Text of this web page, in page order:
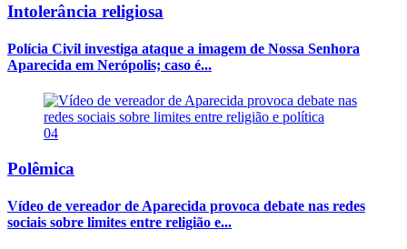
Intolerância religiosa
Polícia Civil investiga ataque a imagem de Nossa Senhora
Aparecida em Nerópolis; caso é...
04
Polêmica
Vídeo de vereador de Aparecida provoca debate nas redes
sociais sobre limites entre religião e...